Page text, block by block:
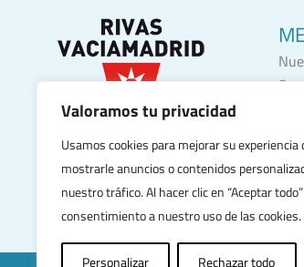
Valoramos tu privacidad
Usamos cookies para mejorar su experiencia
mostrarle anuncios o contenidos
nuestro tráfico. Al hacer clic en “Aceptar
consentimiento a nuestro uso de las cookies.
Personalizar Rechazar todo